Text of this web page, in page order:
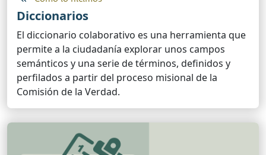
Diccionarios
El diccionario colaborativo es una herramienta que
permite a la ciudadanía explorar unos campos
semánticos y una serie de términos, definidos y
perfilados a partir del proceso misional de la
Comisión de la Verdad.